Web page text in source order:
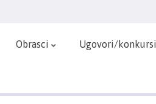
Obrasci Ugovori/konkursi